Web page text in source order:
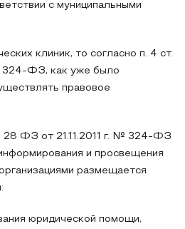
с муниципальными
клиник, то согласно п. 4 ст.
324-ФЗ, как уже было
правовое
28 ФЗ от 21.11.2011 г. № 324-ФЗ
и просвещения
размещается
юридической помощи,